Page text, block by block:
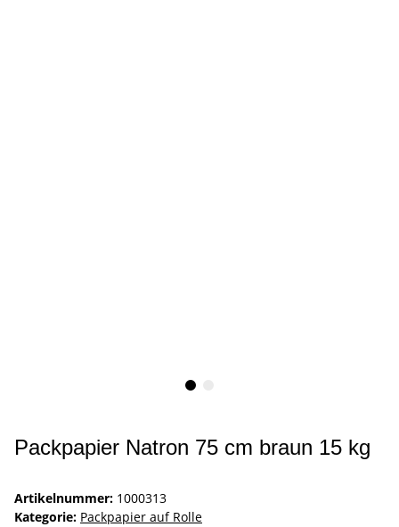
Packpapier Natron 75 cm braun 15 kg
Artikelnummer: 1000313
Kategorie: Packpapier auf Rolle